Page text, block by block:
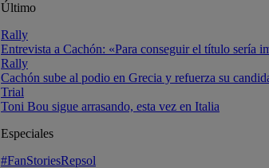
Último
Rally
Entrevista a Cachón: «Para conseguir el título sería
Rally
Cachón sube al podio en Grecia y refuerza su
Trial
Toni Bou sigue arrasando, esta vez en Italia
Especiales
#FanStoriesRepsol